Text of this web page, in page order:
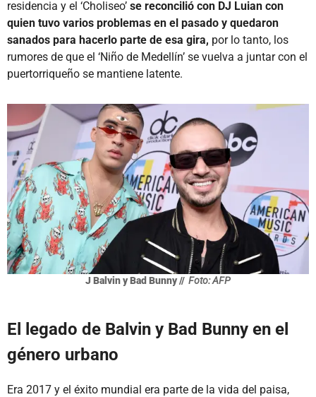
residencia y el ‘Choliseo’ se reconcilió con DJ Luian con
quien tuvo varios problemas en el pasado y quedaron
sanados para hacerlo parte de esa gira, por lo tanto, los
rumores de que el ‘Niño de Medellín’ se vuelva a juntar con el
puertorriqueño se mantiene latente.
J Balvin y Bad Bunny // Foto: AFP
El legado de Balvin y Bad Bunny en el
género urbano
Era 2017 y el éxito mundial era parte de la vida del paisa,